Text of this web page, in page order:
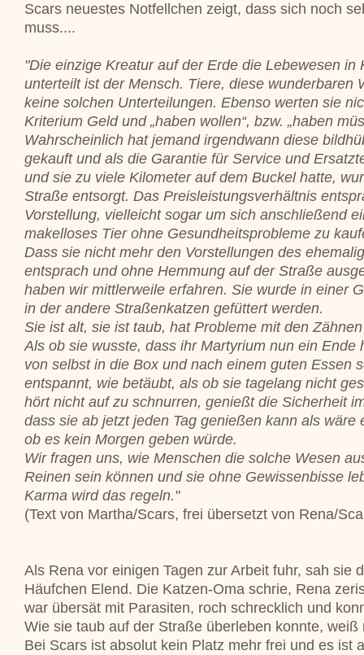
Scars neuestes Notfellchen zeigt, dass sich noch
muss....
"Die einzige Kreatur auf der Erde die Lebewesen in
unterteilt ist der Mensch. Tiere, diese wunderbaren
keine solchen Unterteilungen. Ebenso werten sie
Kriterium Geld und „haben wollen“, bzw. „haben
Wahrscheinlich hat jemand irgendwann diese
gekauft und als die Garantie für Service und
und sie zu viele Kilometer auf dem Buckel hatte,
Straße entsorgt. Das Preisleistungsverhältnis
Vorstellung, vielleicht sogar um sich anschließend
makelloses Tier ohne Gesundheitsprobleme zu
Dass sie nicht mehr den Vorstellungen des
entsprach und ohne Hemmung auf der Straße
haben wir mittlerweile erfahren. Sie wurde in einer
in der andere Straßenkatzen gefüttert werden.
Sie ist alt, sie ist taub, hat Probleme mit den
Als ob sie wusste, dass ihr Martyrium nun ein Ende
von selbst in die Box und nach einem guten Essen
entspannt, wie betäubt, als ob sie tagelang nicht
hört nicht auf zu schnurren, genießt die Sicherheit
dass sie ab jetzt jeden Tag genießen kann als wäre
ob es kein Morgen geben würde.
Wir fragen uns, wie Menschen die solche Wesen
Reinen sein können und sie ohne Gewissenbisse
Karma wird das regeln."
(Text von Martha/Scars, frei übersetzt von Rena/
Als Rena vor einigen Tagen zur Arbeit fuhr, sah sie
Häufchen Elend. Die Katzen-Oma schrie, Rena
war übersät mit Parasiten, roch schrecklich und
Wie sie taub auf der Straße überleben konnte, weiß
Bei Scars ist absolut kein Platz mehr frei und es ist